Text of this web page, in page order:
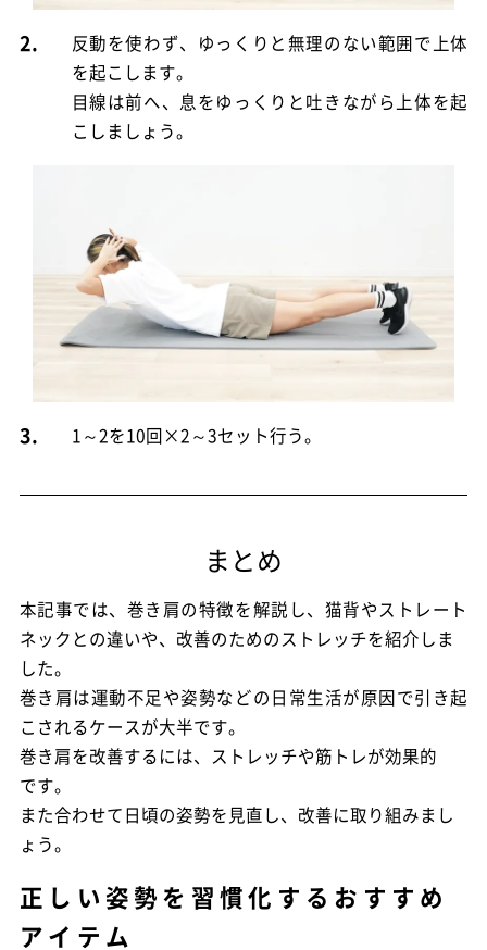
2.
反動を使わず、ゆっくりと無理のない範囲で上体
を起こします。
目線は前へ、息をゆっくりと吐きながら上体を起
こしましょう。
3. 1～2を10回×2～3セット行う。
まとめ
本記事では、巻き肩の特徴を解説し、猫背やストレート
ネックとの違いや、改善のためのストレッチを紹介しま
した。
巻き肩は運動不足や姿勢などの日常生活が原因で引き起
こされるケースが大半です。
巻き肩を改善するには、ストレッチや筋トレが効果的
です。
また合わせて日頃の姿勢を見直し、改善に取り組みまし
ょう。
正しい姿勢を習慣化するおすすめ
アイテム